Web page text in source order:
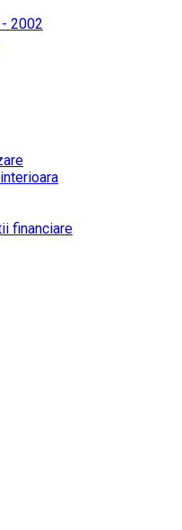
2002
financiare